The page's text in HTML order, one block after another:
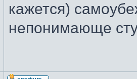
кажется)
непонимающе